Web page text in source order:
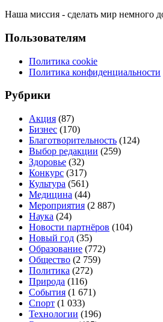
Наша миссия - сделать мир немного
Пользователям
Политика cookie
Политика конфиденциальности
Рубрики
Акция (87)
Бизнес (170)
Благотворительность (124)
Выбор редакции (259)
Здоровье (32)
Конкурс (317)
Культура (561)
Медицина (44)
Мероприятия (2 887)
Наука (24)
Новости партнёров (104)
Новый год (35)
Образование (772)
Общество (2 759)
Политика (272)
Природа (116)
События (1 671)
Спорт (1 033)
Технологии (196)